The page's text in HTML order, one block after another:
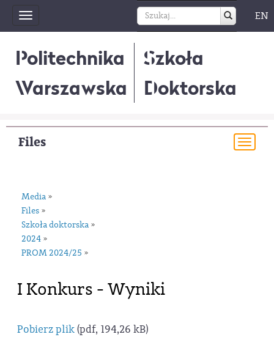
Toggle
navigation
EN
Politechnika
Warszawska
Szkoła
Doktorska
Files
Media »
Files »
Szkoła doktorska »
2024 »
PROM 2024/25 »
I Konkurs - Wyniki
Pobierz plik(pdf, 194,26 kB)